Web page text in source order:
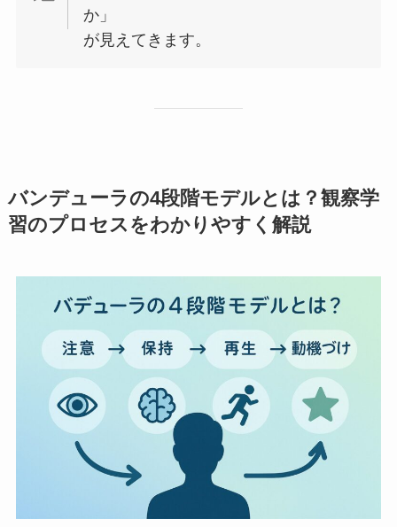
か」
が見えてきます。
バンデューラの4段階モデルとは？観察学
習のプロセスをわかりやすく解説